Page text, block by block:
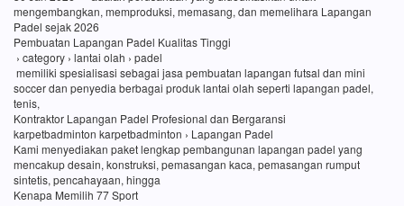
mengembangkan, memproduksi, memasang, dan memelihara Lapangan
Padel sejak 2026
Pembuatan Lapangan Padel Kualitas Tinggi
› category › lantai olah › padel
memiliki spesialisasi sebagai jasa pembuatan lapangan futsal dan mini
soccer dan penyedia berbagai produk lantai olah seperti lapangan padel,
tenis,
Kontraktor Lapangan Padel Profesional dan Bergaransi
karpetbadminton karpetbadminton › Lapangan Padel
Kami menyediakan paket lengkap pembangunan lapangan padel yang
mencakup desain, konstruksi, pemasangan kaca, pemasangan rumput
sintetis, pencahayaan, hingga
Kenapa Memilih 77 Sport